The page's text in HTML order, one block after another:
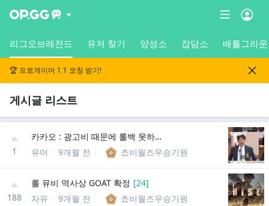
리그오브레전드 유저 찾기 양성소 잡담소 배틀그라
🏆 프로게이머 1:1 코칭 받기!
게시글 리스트
1
카카오 : 광고비 때문에 롤백 못하는건 사실이 아니다
유머
9개월 전 쵸비월즈우승기원
188
롤 뮤비 역사상 GOAT 확정 [24]
자유
9개월 전 쵸비월즈우승기원